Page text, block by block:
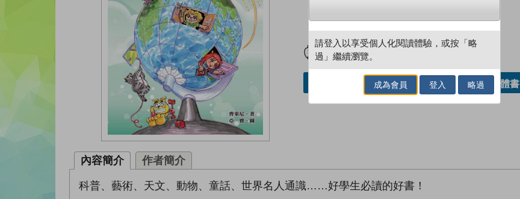
試閲 加入閱讀紀錄
加入／閱讀電子書 借閱實體書
內容簡介 作者簡介
科普、藝術、天文、動物、童話、世界名人通識……好學生必讀的好書！
請登入以享受個人化閱讀體驗，或按「略
過」繼續瀏覽。
成為會員 登入 略過